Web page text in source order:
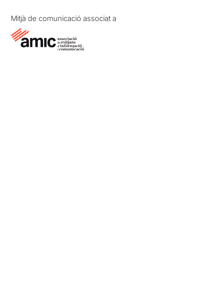
Mitjà de comunicació associat a